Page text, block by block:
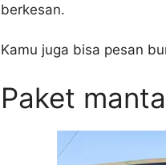
berkesan.
Kamu juga bisa pesan
Paket